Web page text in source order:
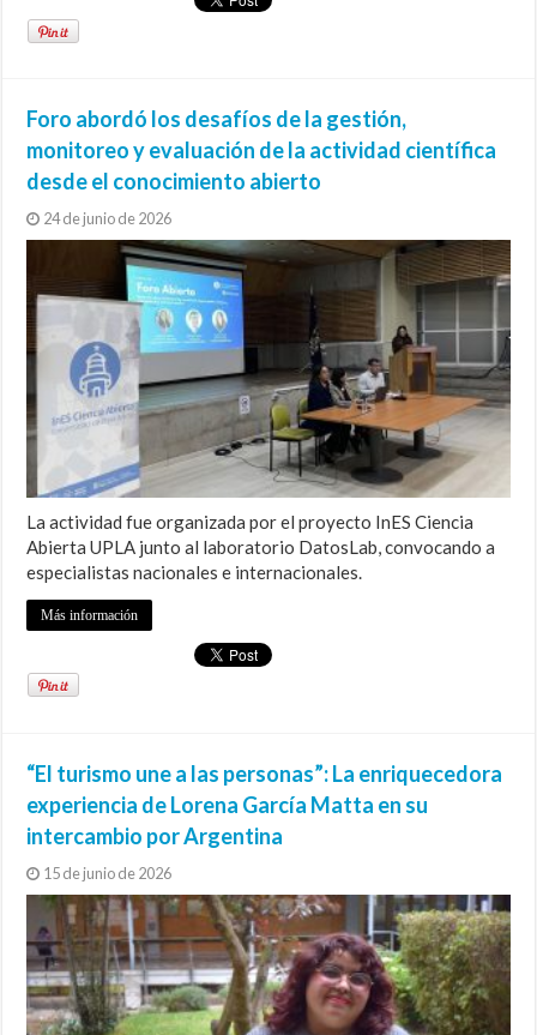
Foro abordó los desafíos de la gestión,
monitoreo y evaluación de la actividad científica
desde el conocimiento abierto
24 de junio de 2026
La actividad fue organizada por el proyecto InES Ciencia
Abierta UPLA junto al laboratorio DatosLab, convocando a
especialistas nacionales e internacionales.
Más información
“El turismo une a las personas”: La enriquecedora
experiencia de Lorena García Matta en su
intercambio por Argentina
15 de junio de 2026